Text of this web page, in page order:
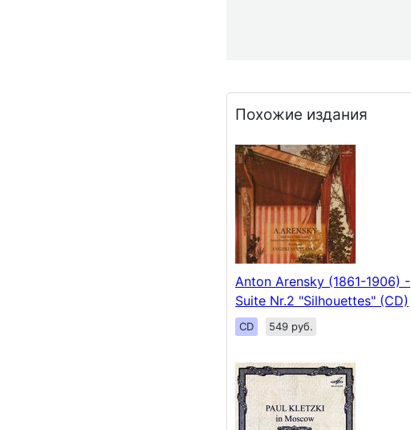
Похожие издания
Anton Arensky (1861-1906) -
Suite Nr.2 "Silhouettes" (CD)
CD 549 руб.